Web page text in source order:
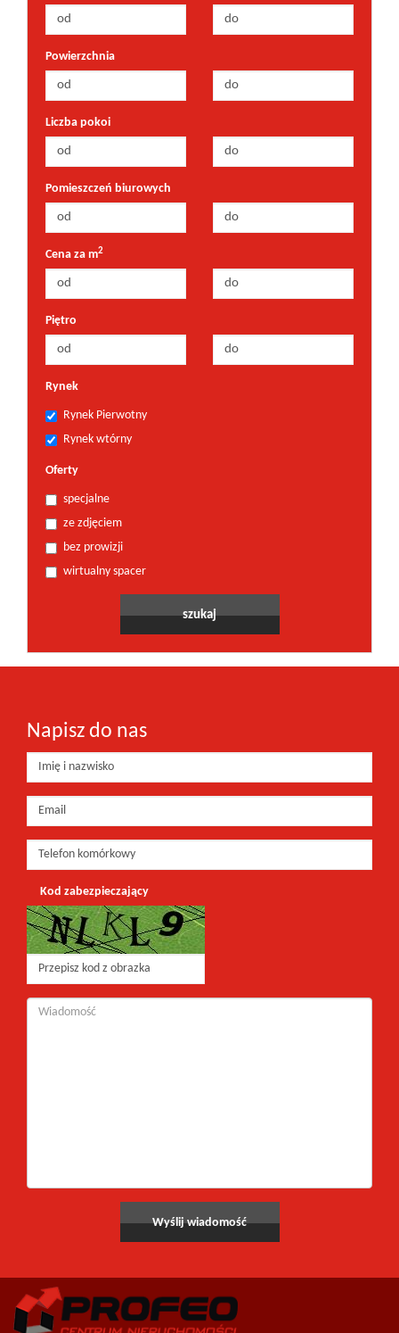
Powierzchnia
Liczba pokoi
Pomieszczeń biurowych
Cena za m2
Piętro
Rynek
Rynek Pierwotny
Rynek wtórny
Oferty
specjalne
ze zdjęciem
bez prowizji
wirtualny spacer
Napisz do nas
Kod zabezpieczający